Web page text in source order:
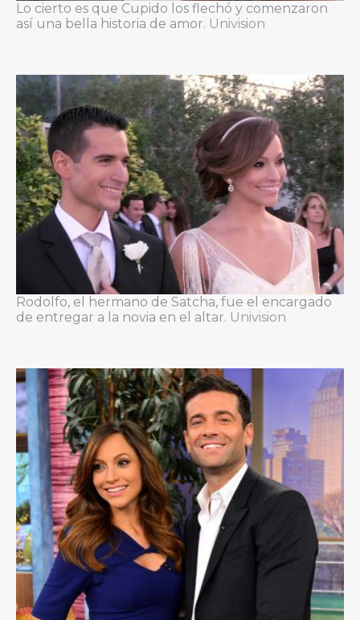
Lo cierto es que Cupido los flechó y comenzaron
así una bella historia de amor. Univision
Rodolfo, el hermano de Satcha, fue el encargado
de entregar a la novia en el altar. Univision